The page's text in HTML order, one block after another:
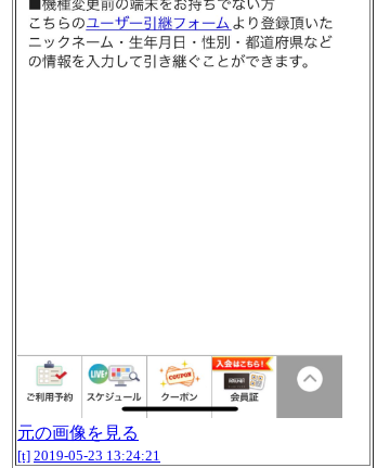
元の画像を見る
[t] 2019-05-23 13:24:21